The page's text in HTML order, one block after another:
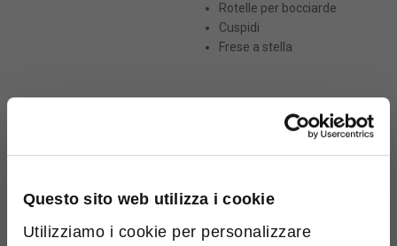
Questo sito web utilizza i cookie
Utilizziamo i cookie per personalizzare
permessi: pdf
condizioni
Questo sito è protetto da reCAPTCHA e
Rotelle per bocciarde
Cuspidi
Frese a stella
Termini e condizioni
Questo sito è protetto da reCAPTCHA e si
serviziodi Google.